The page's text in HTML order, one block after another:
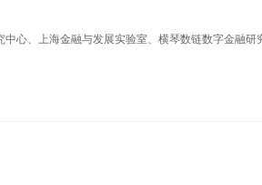
心、上海金融与发展实验室、横琴数链数字金融研